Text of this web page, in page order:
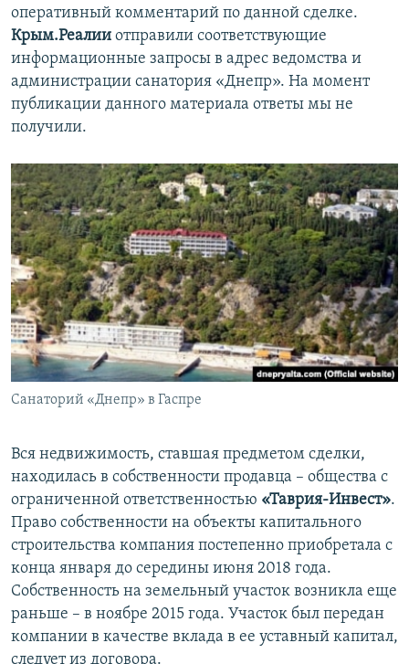
оперативный комментарий по данной сделке.
Крым.Реалии отправили соответствующие
информационные запросы в адрес ведомства и
администрации санатория «Днепр». На момент
публикации данного материала ответы мы не
получили.
Санаторий «Днепр» в Гаспре
Вся недвижимость, ставшая предметом сделки,
находилась в собственности продавца – общества с
ограниченной ответственностью «Таврия-Инвест».
Право собственности на объекты капитального
строительства компания постепенно приобретала с
конца января до середины июня 2018 года.
Собственность на земельный участок возникла еще
раньше – в ноябре 2015 года. Участок был передан
компании в качестве вклада в ее уставный капитал,
следует из договора.